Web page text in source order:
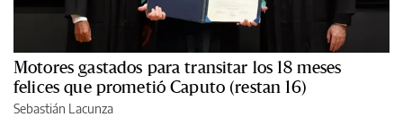
Motores gastados para transitar los 18 meses
felices que prometió Caputo (restan 16)
Sebastián Lacunza